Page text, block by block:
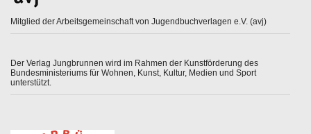
Mitglied der Arbeitsgemeinschaft von Jugendbuchverlagen e.V. (avj)
Der Verlag Jungbrunnen wird im Rahmen der Kunstförderung des
Bundesministeriums für Wohnen, Kunst, Kultur, Medien und Sport
unterstützt.